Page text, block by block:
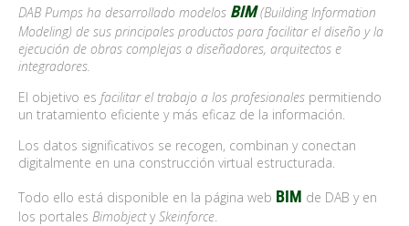
DAB Pumps ha desarrollado modelos BIM(Building Information
Modeling) de sus principales productos para facilitar el diseño y la
ejecución de obras complejas a diseñadores, arquitectos e
integradores.
El objetivo es facilitar el trabajo a los profesionales permitiendo
un tratamiento eficiente y más eficaz de la información.
Los datos significativos se recogen, combinan y conectan
digitalmente en una construcción virtual estructurada.
Todo ello está disponible en la página web BIM de DAB y en
los portales Bimobjecty Skeinforce